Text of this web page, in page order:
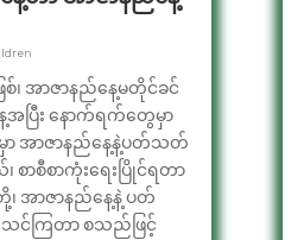
စ်၊ အာဇာနည်နေ့မတိုင်ခင်
ေ့အပြီး နောက်ရက်တွေမှာ
ေမှာ အာဇာနည်နေ့နဲ့ပတ်သတ်
ာစီစာကုံးရေးပြိုင်ရတာ
၊ အာဇာနည်နေ့နဲ့ ပတ်
င်ကြတာ စသည်ဖြင့်